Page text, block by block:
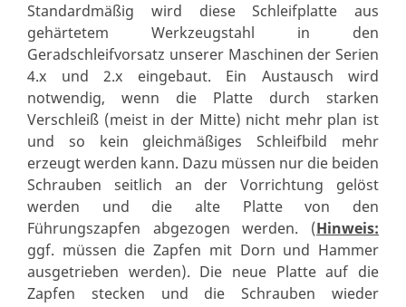
Standardmäßig wird diese Schleifplatte aus
gehärtetem Werkzeugstahl in den
Geradschleifvorsatz unserer Maschinen der Serien
4.x und 2.x eingebaut. Ein Austausch wird
notwendig, wenn die Platte durch starken
Verschleiß (meist in der Mitte) nicht mehr plan ist
und so kein gleichmäßiges Schleifbild mehr
erzeugt werden kann. Dazu müssen nur die beiden
Schrauben seitlich an der Vorrichtung gelöst
werden und die alte Platte von den
Führungszapfen abgezogen werden. (Hinweis:
ggf. müssen die Zapfen mit Dorn und Hammer
ausgetrieben werden). Die neue Platte auf die
Zapfen stecken und die Schrauben wieder